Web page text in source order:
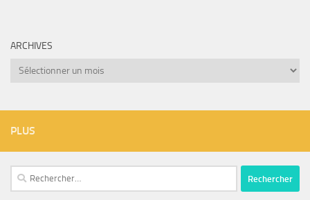
ARCHIVES
Archives
PLUS
Rechercher :